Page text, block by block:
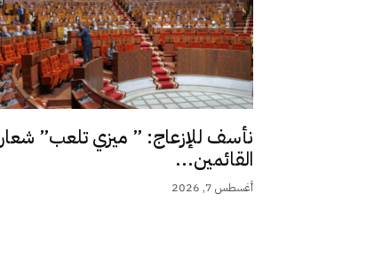
نأسف للإزعاج: ” ميزي تلعب” شعار
القائمين...
أغسطس 7, 2026